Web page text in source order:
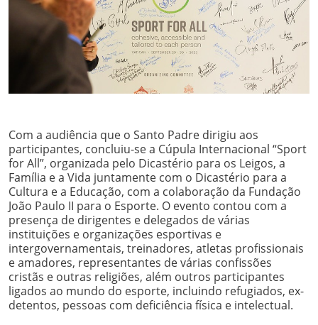
Com a audiência que o Santo Padre dirigiu aos
participantes, concluiu-se a Cúpula Internacional “Sport
for All”, organizada pelo Dicastério para os Leigos, a
Família e a Vida juntamente com o Dicastério para a
Cultura e a Educação, com a colaboração da Fundação
João Paulo II para o Esporte. O evento contou com a
presença de dirigentes e delegados de várias
instituições e organizações esportivas e
intergovernamentais, treinadores, atletas profissionais
e amadores, representantes de várias confissões
cristãs e outras religiões, além outros participantes
ligados ao mundo do esporte, incluindo refugiados, ex-
detentos, pessoas com deficiência física e intelectual.